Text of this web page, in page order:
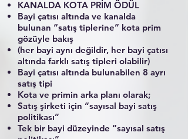
KANALDA KOTA PRİM ÖDÜL
Bayi çatısı altında ve kanalda
bulunan “satış tiplerine” kota prim
gözüyle bakış
(her bayi aynı değildir, her bayi çatısı
altında farklı satış tipleri olabilir)
Bayi çatısı altında bulunabilen 8 ayrı
satış tipi
Kota ve primin arka planı olarak;
Satış şirketi için “sayısal bayi satış
politikası”
Tek bir bayi düzeyinde “sayısal satış